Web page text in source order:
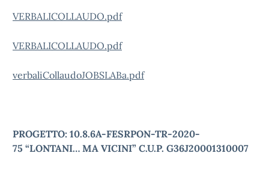
VERBALICOLLAUDO.pdf
VERBALICOLLAUDO.pdf
verbaliCollaudoJOBSLABa.pdf
PROGETTO: 10.8.6A-FESRPON-TR-2020-
75 “LONTANI… MA VICINI” C.U.P. G36J20001310007